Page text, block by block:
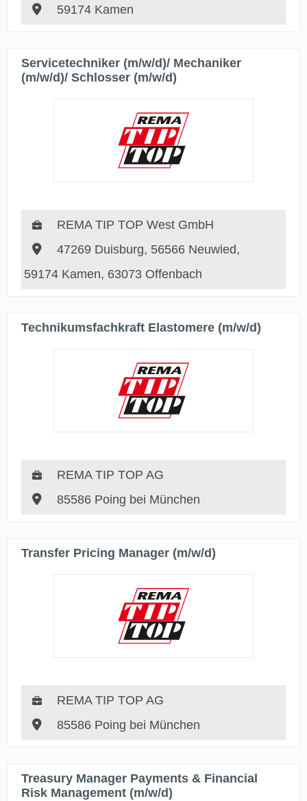
59174 Kamen
Servicetechniker (m/w/d)/ Mechaniker
(m/w/d)/ Schlosser (m/w/d)
REMA TIP TOP West GmbH
47269 Duisburg, 56566 Neuwied,
59174 Kamen, 63073 Offenbach
Technikumsfachkraft Elastomere (m/w/d)
REMA TIP TOP AG
85586 Poing bei München
Transfer Pricing Manager (m/w/d)
REMA TIP TOP AG
85586 Poing bei München
Treasury Manager Payments & Financial
Risk Management (m/w/d)